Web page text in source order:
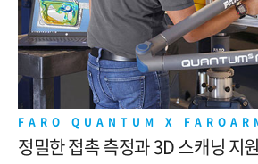
FARO QUANTUM X
정밀한 접촉 측정과 3D 스캐닝 지원